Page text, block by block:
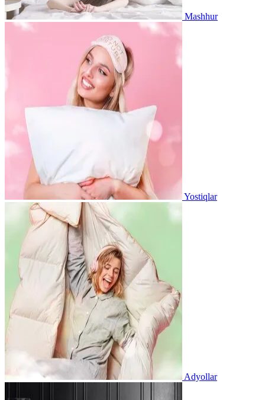
Mashhur
Yostiqlar
Adyollar